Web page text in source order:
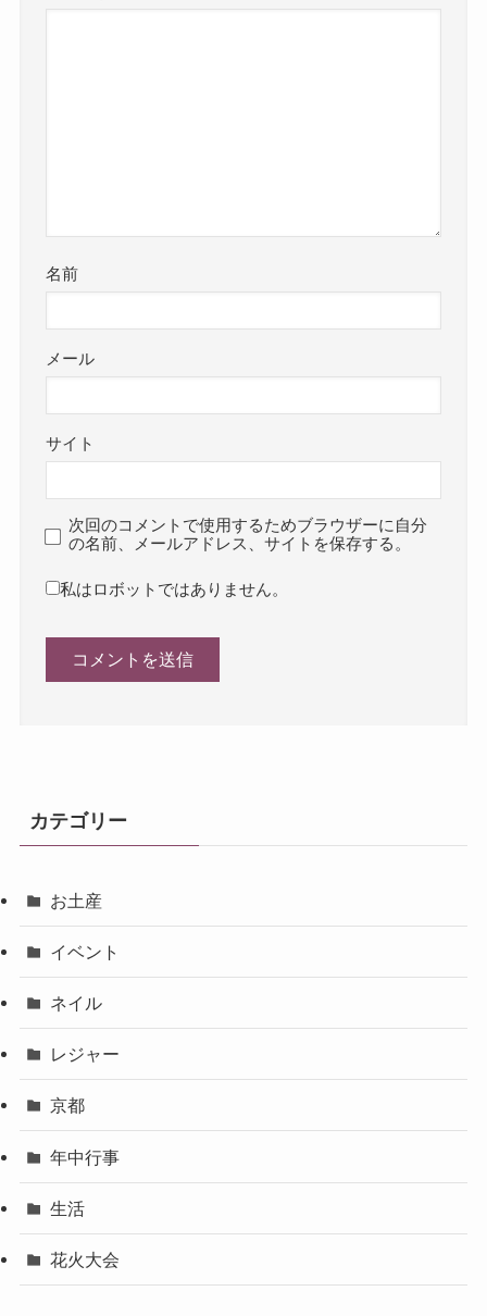
名前
メール
サイト
次回のコメントで使用するためブラウザーに自分
の名前、メールアドレス、サイトを保存する。
私はロボットではありません。
カテゴリー
お土産
イベント
ネイル
レジャー
京都
年中行事
生活
花火大会